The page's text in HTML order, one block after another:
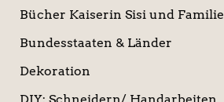
Bücher Kaiserin Sisi und Familie
Bundesstaaten & Länder
Dekoration